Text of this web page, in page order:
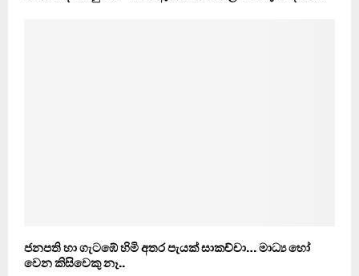
ජනපති හා ගැටඹේ හිමි අතර පැයක් සාකච්චා… මාධ්‍ය හෝ
වෙන කිසිවෙකු නෑ..